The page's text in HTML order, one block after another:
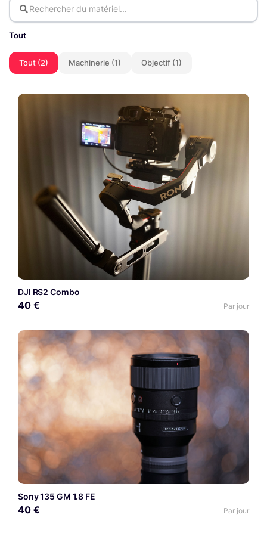
Tout
Tout (2) Machinerie (1) Objectif (1)
DJI RS2 Combo
40 € Par jour
Sony 135 GM 1.8 FE
40 € Par jour